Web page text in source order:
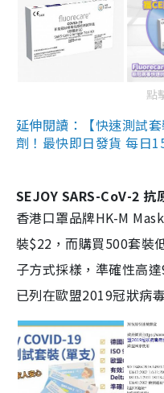
點
延伸閱讀：【快速測試
劑！最快即日發貨 每日
SEJOY SARS-CoV-2 抗
香港口罩品牌HK-M
裝$22，而購買500套裝
子方式採樣，準確性高
已列在歐盟2019冠狀病